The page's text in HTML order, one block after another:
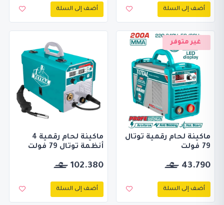
أضف إلى السلة أضف إلى السلة
غير متوفر
ماكينة لحام رقمية توتال
79 فولت
43.790
أضف إلى السلة
ماكينة لحام رقمية 4
أنظمة توتال 79 فولت
102.380
أضف إلى السلة